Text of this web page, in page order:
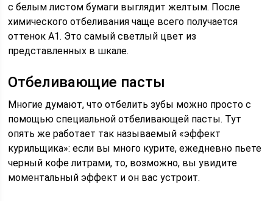
с белым листом бумаги выглядит желтым. После
химического отбеливания чаще всего получается
оттенок А1. Это самый светлый цвет из
представленных в шкале.
Отбеливающие пасты
Многие думают, что отбелить зубы можно просто с
помощью специальной отбеливающей пасты. Тут
опять же работает так называемый «эффект
курильщика»: если вы много курите, ежедневно пьете
черный кофе литрами, то, возможно, вы увидите
моментальный эффект и он вас устроит.